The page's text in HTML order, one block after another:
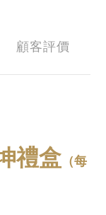
顧客評價
禮盒 （每